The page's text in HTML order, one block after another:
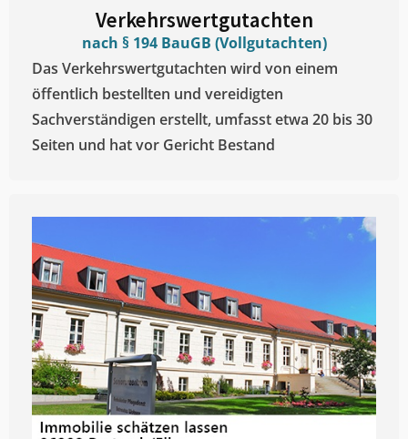
Verkehrswertgutachten
nach § 194 BauGB (Vollgutachten)
Das Verkehrswertgutachten wird von einem
öffentlich bestellten und vereidigten
Sachverständigen erstellt, umfasst etwa 20 bis 30
Seiten und hat vor Gericht Bestand